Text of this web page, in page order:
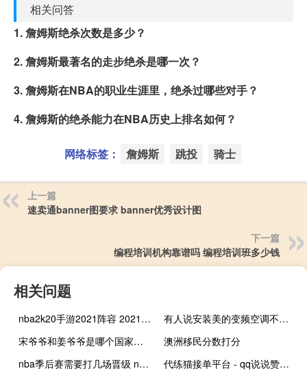
相关问答
1. 詹姆斯绝杀次数是多少？
2. 詹姆斯最著名的走步绝杀是哪一次？
3. 詹姆斯在NBA的职业生涯里，绝杀过哪些对手？
4. 詹姆斯的绝杀能力在NBA历史上排名如何？
网络标签： 詹姆斯 跳投 骑士
上一篇
速卖通banner图要求 banner优秀设计图
下一篇
编程培训机构靠谱吗 编程培训班多少钱
相关问题
nba2k20手游2021阵容 2021nba各队球员名单
有人说安装美的变频空调不用抽真空,他家有变频空调吗 美的变频空调怎么样
宋爷爷和姜爷爷是哪个国家的 姜爷爷和宋爷爷哭成泪人
澳洲移民分数打分
nba季后赛需要打几场晋级 nba季后赛赛程图最新
代练猫接单平台 - qq说说赞全网最低价网站